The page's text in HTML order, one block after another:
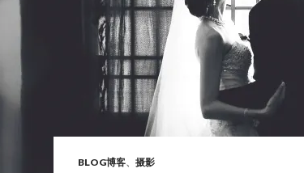
BLOG博客、 摄影